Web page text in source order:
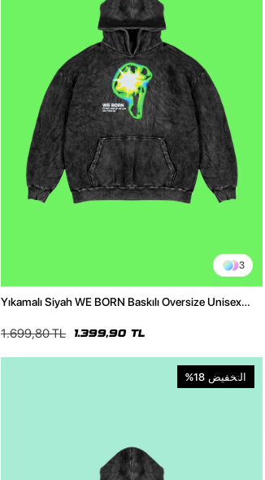
3
Yıkamalı Siyah WE BORN Baskılı Oversize Unisex
1.699,80 TL 1.399,90 TL
%18 التخفيض